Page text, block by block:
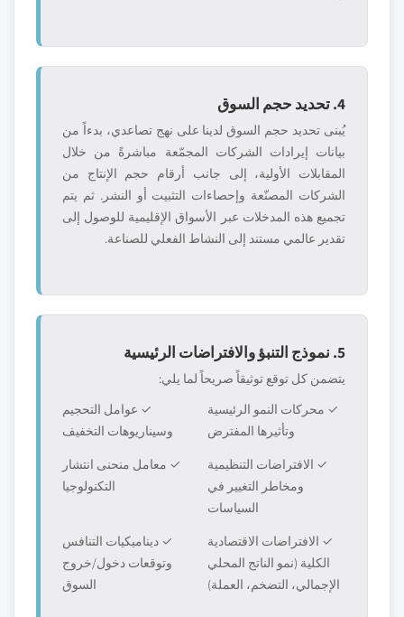
4. تحديد حجم السوق
يُبنى تحديد حجم السوق لدينا على نهج تصاعدي، بدءاً من
بيانات إيرادات الشركات المجمّعة مباشرةً من خلال
المقابلات الأولية، إلى جانب أرقام حجم الإنتاج من
الشركات المصنّعة وإحصاءات التثبيت أو النشر. ثم يتم
تجميع هذه المدخلات عبر الأسواق الإقليمية للوصول إلى
تقدير عالمي مستند إلى النشاط الفعلي للصناعة.
5. نموذج التنبؤ والافتراضات الرئيسية
يتضمن كل توقع توثيقاً صريحاً لما يلي:
✓ محركات النمو الرئيسية
وتأثيرها المفترض
✓ عوامل التحجيم
وسيناريوهات التخفيف
✓ الافتراضات التنظيمية
ومخاطر التغيير في
السياسات
✓ معامل منحنى انتشار
التكنولوجيا
✓ الافتراضات الاقتصادية
الكلية (نمو الناتج المحلي
الإجمالي، التضخم، العملة)
✓ ديناميكيات التنافس
وتوقعات دخول/خروج
السوق